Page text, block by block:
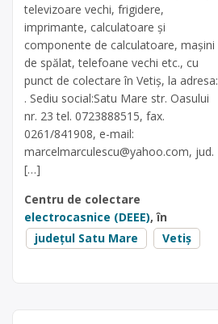
televizoare vechi, frigidere,
imprimante, calculatoare și
componente de calculatoare, mașini
de spălat, telefoane vechi etc., cu
punct de colectare în Vetiș, la adresa:
. Sediu social:Satu Mare str. Oasului
nr. 23 tel. 0723888515, fax.
0261/841908, e-mail:
marcelmarculescu@yahoo.com, jud.
[…]
Centru de colectare
electrocasnice (DEEE), în
județul Satu Mare
Vetiș